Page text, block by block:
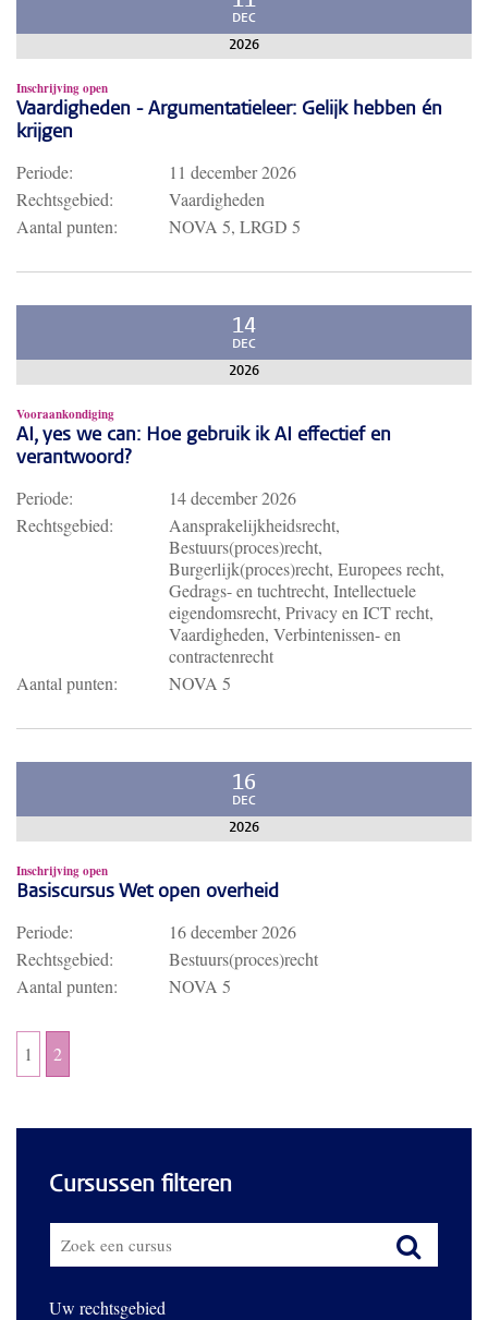
DEC
2026
Inschrijving open
Vaardigheden - Argumentatieleer: Gelijk hebben én
krijgen
Periode:
11 december 2026
Rechtsgebied:
Vaardigheden
Aantal punten:
NOVA 5, LRGD 5
14
DEC
2026
Vooraankondiging
AI, yes we can: Hoe gebruik ik AI effectief en
verantwoord?
Periode:
14 december 2026
Rechtsgebied:
Aansprakelijkheidsrecht,
Bestuurs(proces)recht,
Burgerlijk(proces)recht, Europees recht,
Gedrags- en tuchtrecht, Intellectuele
eigendomsrecht, Privacy en ICT recht,
Vaardigheden, Verbintenissen- en
contractenrecht
Aantal punten:
NOVA 5
16
DEC
2026
Inschrijving open
Basiscursus Wet open overheid
Periode:
16 december 2026
Rechtsgebied:
Bestuurs(proces)recht
Aantal punten:
NOVA 5
1 2
Cursussen filteren
Uw rechtsgebied